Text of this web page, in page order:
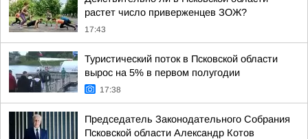
растет число приверженцев ЗОЖ?
17:43
Туристический поток в Псковской области
вырос на 5% в первом полугодии
17:38
Председатель Законодательного Собрания
Псковской области Александр Котов